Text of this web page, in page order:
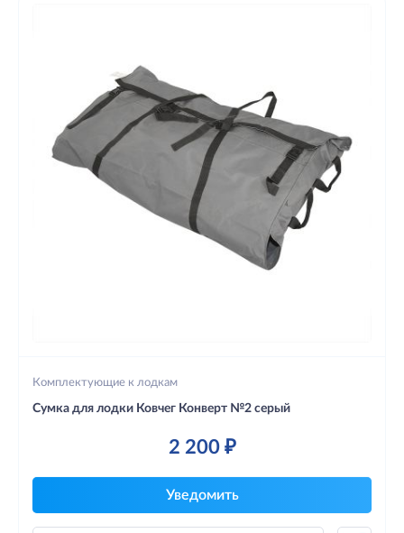
Комплектующие к лодкам
Сумка для лодки Ковчег Конверт №2 серый
2 200 ₽
Уведомить